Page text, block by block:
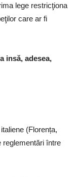
lege restricţiona
care ar fi
insă, adesea,
(Florența,
reglementări între